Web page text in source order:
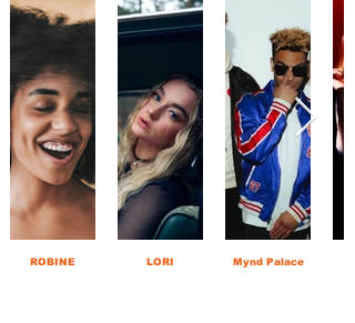
ROBINE LORI Mynd Palace